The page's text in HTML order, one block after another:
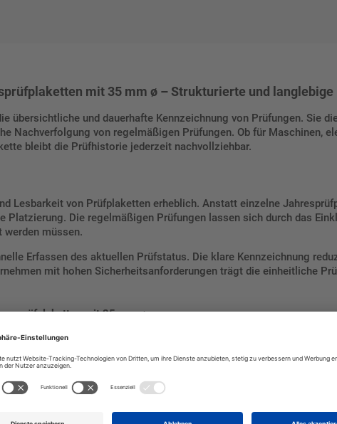
mit 35 mm ø – Strukturierte und
übersichtliche und dauerhafte Kennzeichnung von Prüfungen. Sie
Nachverfolgung von regelmäßigen Prüfungen. Ob für Maschinen,
bleibt die Prüfhistorie jederzeit nachvollziehbar.
Lesbarkeit von Prüfplaketten erheblich. Anstatt einzelne
Platzierung. Die regelmäßigen Prüfungen lassen sich durch das
müssen.
Erfassen des aktuellen Prüfstatus. Die klare Kennzeichnung
mit hohen Sicherheitsanforderungen trägt die einheitliche
mit 35 mm ø
sorgen für einen optimalen Einsatz.
der farbigen Jahresprüfplakette sind die Plaketten
oder Kontaktinformationen können direkt aufgedruckt oder
haften auf unterschiedlichen Oberflächen - Untergrund muss
was die Wartung und Kontrolle beschleunigt.